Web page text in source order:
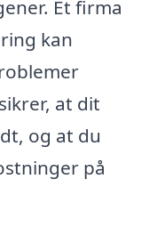
Et firma
kan
at dit
og at du
på